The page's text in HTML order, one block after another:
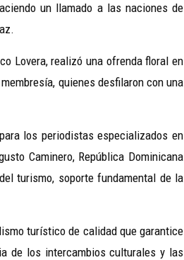
un llamado a las naciones de
Lovera, realizó una ofrenda floral en
quienes desfilaron con una
los periodistas especializados en
Caminero, República Dominicana
turismo, soporte fundamental de la
turístico de calidad que garantice
de los intercambios culturales y las